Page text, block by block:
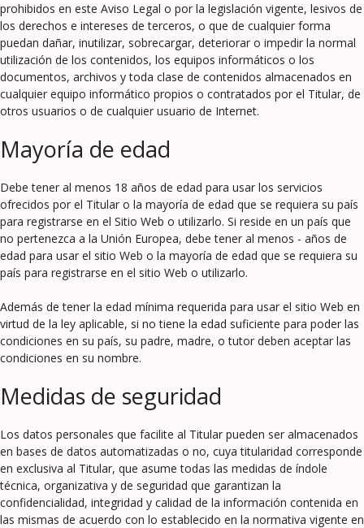
prohibidos en este Aviso Legal o por la legislación vigente, lesivos de
los derechos e intereses de terceros, o que de cualquier forma
puedan dañar, inutilizar, sobrecargar, deteriorar o impedir la normal
utilización de los contenidos, los equipos informáticos o los
documentos, archivos y toda clase de contenidos almacenados en
cualquier equipo informático propios o contratados por el Titular, de
otros usuarios o de cualquier usuario de Internet.
Mayoría de edad
Debe tener al menos 18 años de edad para usar los servicios
ofrecidos por el Titular o la mayoría de edad que se requiera su país
para registrarse en el Sitio Web o utilizarlo. Si reside en un país que
no pertenezca a la Unión Europea, debe tener al menos - años de
edad para usar el sitio Web o la mayoría de edad que se requiera su
país para registrarse en el sitio Web o utilizarlo.
Además de tener la edad mínima requerida para usar el sitio Web en
virtud de la ley aplicable, si no tiene la edad suficiente para poder las
condiciones en su país, su padre, madre, o tutor deben aceptar las
condiciones en su nombre.
Medidas de seguridad
Los datos personales que facilite al Titular pueden ser almacenados
en bases de datos automatizadas o no, cuya titularidad corresponde
en exclusiva al Titular, que asume todas las medidas de índole
técnica, organizativa y de seguridad que garantizan la
confidencialidad, integridad y calidad de la información contenida en
las mismas de acuerdo con lo establecido en la normativa vigente en